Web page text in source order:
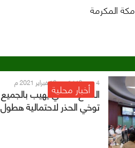
مكة المكرمة
أخبار محلية 4 رجب 1442 هـ - 16 فبراير 2021 م
الدفاع المدني يهيب بالجميع
توخي الحذر لاحتمالية هطول
أمطار رعدية على بعض